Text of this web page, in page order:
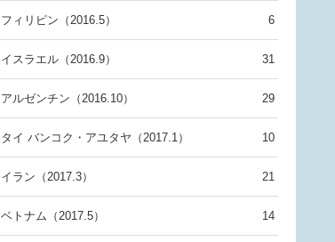
フィリピン（2016.5） 6
イスラエル（2016.9） 31
アルゼンチン（2016.10） 29
タイ バンコク・アユタヤ（2017.1） 10
イラン（2017.3） 21
ベトナム（2017.5） 14